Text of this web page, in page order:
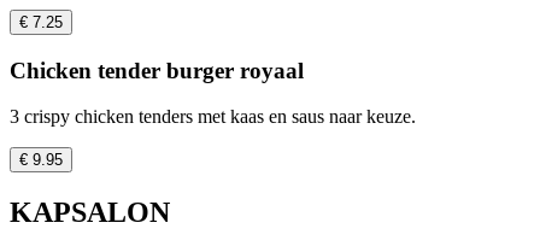
€ 7.25
Chicken tender burger royaal
3 crispy chicken tenders met kaas en saus naar keuze.
€ 9.95
KAPSALON